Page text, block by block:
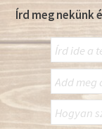
Írd meg nekünk